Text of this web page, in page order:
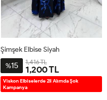
2BD42-
44
3BD46-
48
4BD50-
52
5BD54-
56
Şimşek Elbise Siyah
%15 1,416 TL
1,200 TL
Viskon Elbiselerde 2li Alımda Şok
Kampanya